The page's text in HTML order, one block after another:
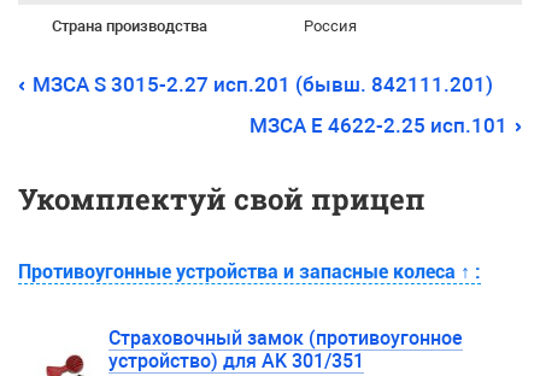
Страна производства Россия
МЗСА S 3015-2.27 исп.201 (бывш. 842111.201)
МЗСА E 4622-2.25 исп.101
Укомплектуй свой прицеп
Противоугонные устройства и запасные колеса ↑ :
Страховочный замок (противоугонное
устройство) для AK 301/351